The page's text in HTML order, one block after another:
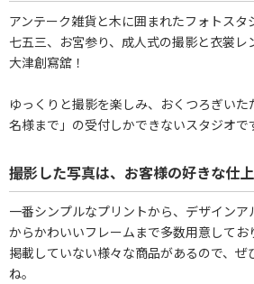
アンテーク雑貨と木に囲まれたフォトスタ
七五三、お宮参り、成人式の撮影と衣裳レ
大津創寫舘！
ゆっくりと撮影を楽しみ、おくつろぎい
名様まで」の受付しかできないスタジオで
撮影した写真は、お客様の好きな仕
一番シンプルなプリントから、デザイン
からかわいいフレームまで多数用意してお
掲載していない様々な商品があるので、ぜ
ね。